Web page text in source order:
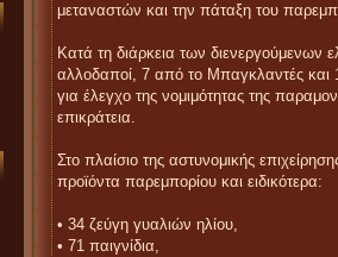
μεταναστών και την πάταξη του
Κατά τη διάρκεια των
αλλοδαποί, 7 από το Μπαγκλαντές και
για έλεγχο της νομιμότητας της
επικράτεια.
Στο πλαίσιο της αστυνομικής
προϊόντα παρεμπορίου και ειδικότερα:
• 34 ζεύγη γυαλιών ηλίου,
• 71 παιγνίδια,